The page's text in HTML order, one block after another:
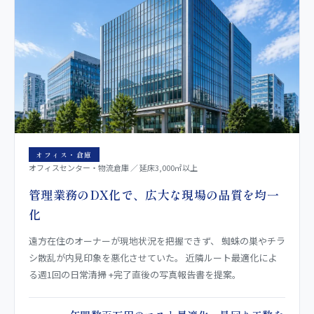
オフィス・倉庫
オフィスセンター・物流倉庫 ／ 延床3,000㎡以上
管理業務のDX化で、広大な現場の品質を均一
化
遠方在住のオーナーが現地状況を把握できず、 蜘蛛の巣やチラ
シ散乱が内見印象を悪化させていた。 近隣ルート最適化によ
る週1回の日常清掃 +完了直後の写真報告書を提案。